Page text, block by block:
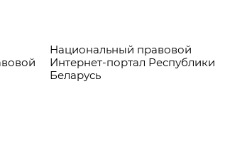
Национальный правовой
Интернет-портал Республики
Беларусь